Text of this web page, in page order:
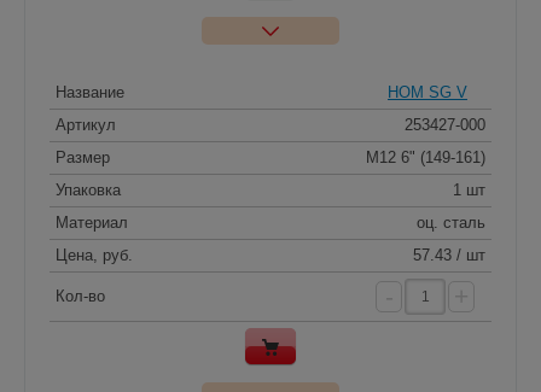
Название
HOM SG V
Артикул
253427-000
Размер
M12 6" (149-161)
Упаковка
1 шт
Материал
оц. сталь
Цена, руб.
57.43 / шт
Кол-во